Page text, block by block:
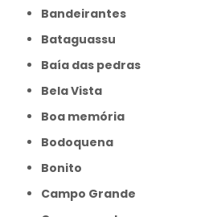
Bandeirantes
Bataguassu
Baía das pedras
Bela Vista
Boa memória
Bodoquena
Bonito
Campo Grande